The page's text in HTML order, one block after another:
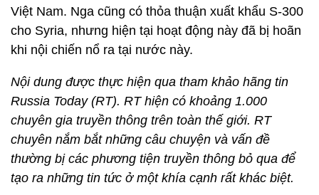
Việt Nam. Nga cũng có thỏa thuận xuất khẩu S-300
cho Syria, nhưng hiện tại hoạt động này đã bị hoãn
khi nội chiến nổ ra tại nước này.
Nội dung được thực hiện qua tham khảo hãng tin
Russia Today (RT). RT hiện có khoảng 1.000
chuyên gia truyền thông trên toàn thế giới. RT
chuyên nắm bắt những câu chuyện và vấn đề
thường bị các phương tiện truyền thông bỏ qua để
tạo ra những tin tức ở một khía cạnh rất khác biệt.